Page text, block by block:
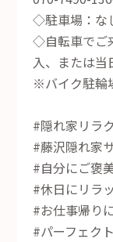
◇駐車場：な
◇自転車でご
入、または当
※バイク駐輪
#隠れ家リラ
#藤沢隠れ家
#自分にご褒
#休日にリラ
#お仕事帰り
#パーフェク